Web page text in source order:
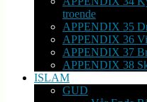
troende
APPENDIX 35
APPENDIX 36
APPENDIX 37
APPENDIX 38
ISLAM
GUD